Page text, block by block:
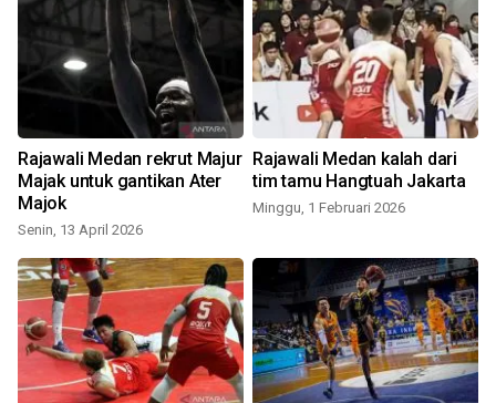
Rajawali Medan rekrut Majur
Majak untuk gantikan Ater
Majok
Senin, 13 April 2026
Rajawali Medan kalah dari
tim tamu Hangtuah Jakarta
Minggu, 1 Februari 2026